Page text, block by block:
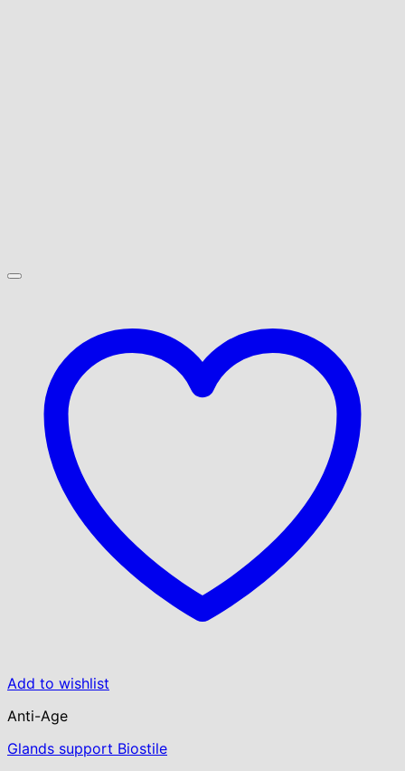
Add to wishlist
Anti-Age
Glands support Biostile